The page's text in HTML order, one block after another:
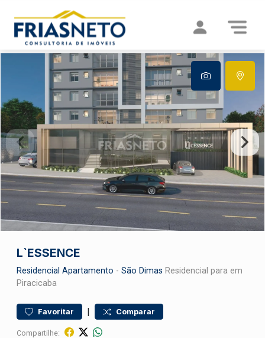
L`ESSENCE
Residencial Apartamento - São Dimas Residencial para em
Piracicaba
Favoritar | Comparar
Compartilhe: